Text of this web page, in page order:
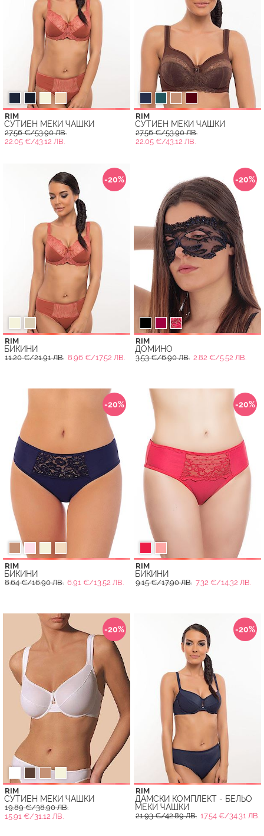
RIM
СУТИЕН МЕКИ ЧАШКИ
27.56 €/53.90 ЛВ.
22.05 €/43.12 ЛВ.
RIM
СУТИЕН МЕКИ ЧАШКИ
27.56 €/53.90 ЛВ.
22.05 €/43.12 ЛВ.
-20%
RIM
БИКИНИ
11.20 €/21.91 ЛВ. 8.96 €/17.52 ЛВ.
-20%
RIM
ДОМИНО
3.53 €/6.90 ЛВ. 2.82 €/5.52 ЛВ.
-20%
RIM
БИКИНИ
8.64 €/16.90 ЛВ. 6.91 €/13.52 ЛВ.
-20%
RIM
БИКИНИ
9.15 €/17.90 ЛВ. 7.32 €/14.32 ЛВ.
-20%
RIM
СУТИЕН МЕКИ ЧАШКИ
19.89 €/38.90 ЛВ.
15.91 €/31.12 ЛВ.
-20%
RIM
ДАМСКИ КОМПЛЕКТ - БЕЛЬО
МЕКИ ЧАШКИ
21.93 €/42.89 ЛВ. 17.54 €/34.31 ЛВ.